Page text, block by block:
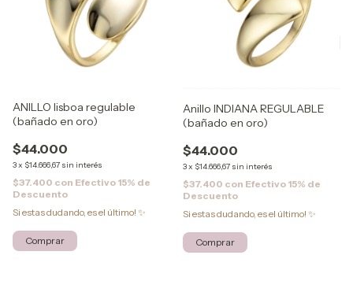
ANILLO lisboa regulable
(bañado en oro)
$44.000
3x $14.666,67 sin interés
$37.400 con Efectivo 15% de
Descuento
Si estas dudando, es el último! ✨
Anillo INDIANA REGULABLE
(bañado en oro)
$44.000
3x $14.666,67 sin interés
$37.400 con Efectivo 15% de
Descuento
Si estas dudando, es el último! ✨